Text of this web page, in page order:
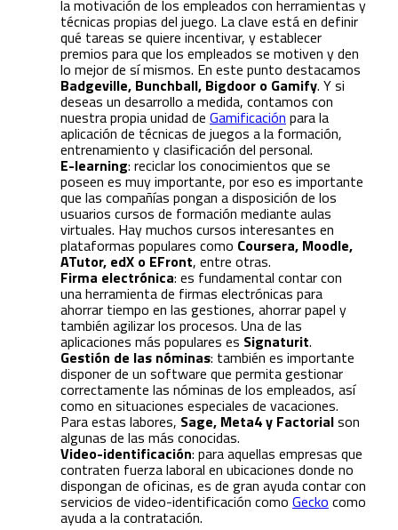
la motivación de los empleados con herramientas y
técnicas propias del juego. La clave está en definir
qué tareas se quiere incentivar, y establecer
premios para que los empleados se motiven y den
lo mejor de sí mismos. En este punto destacamos
Badgeville, Bunchball, Bigdoor o Gamify. Y si
deseas un desarrollo a medida, contamos con
nuestra propia unidad de Gamificación para la
aplicación de técnicas de juegos a la formación,
entrenamiento y clasificación del personal.
E-learning: reciclar los conocimientos que se
poseen es muy importante, por eso es importante
que las compañías pongan a disposición de los
usuarios cursos de formación mediante aulas
virtuales. Hay muchos cursos interesantes en
plataformas populares como Coursera, Moodle,
ATutor, edX o EFront, entre otras.
Firma electrónica: es fundamental contar con
una herramienta de firmas electrónicas para
ahorrar tiempo en las gestiones, ahorrar papel y
también agilizar los procesos. Una de las
aplicaciones más populares es Signaturit.
Gestión de las nóminas: también es importante
disponer de un software que permita gestionar
correctamente las nóminas de los empleados, así
como en situaciones especiales de vacaciones.
Para estas labores, Sage, Meta4 y Factorialson
algunas de las más conocidas.
Video-identificación: para aquellas empresas que
contraten fuerza laboral en ubicaciones donde no
dispongan de oficinas, es de gran ayuda contar con
servicios de video-identificación como Gecko como
ayuda a la contratación.